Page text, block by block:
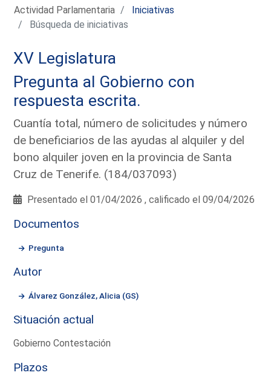
Actividad Parlamentaria
Iniciativas
Búsqueda de iniciativas
XV Legislatura
Pregunta al Gobierno con
respuesta escrita.
Cuantía total, número de solicitudes y número
de beneficiarios de las ayudas al alquiler y del
bono alquiler joven en la provincia de Santa
Cruz de Tenerife. (184/037093)
Presentado el 01/04/2026 , calificado el 09/04/2026
Documentos
Pregunta
Autor
Álvarez González, Alicia (GS)
Situación actual
Gobierno Contestación
Plazos